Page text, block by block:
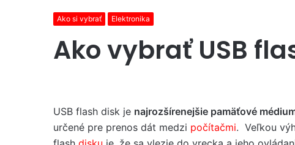
Ako si vybrať Elektronika
Ako vybrať USB
USB flash disk je najrozšírenejšie pamäťové
určené pre prenos dát medzi počítačmi. Veľkou